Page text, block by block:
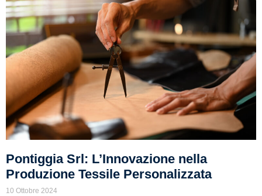
Pontiggia Srl: L’Innovazione nella
Produzione Tessile Personalizzata
10 Ottobre 2024